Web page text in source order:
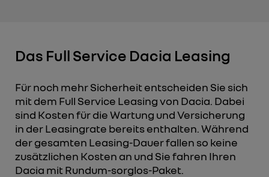
Das Full Service Dacia Leasing
Für noch mehr Sicherheit entscheiden Sie sich
mit dem Full Service Leasing von Dacia. Dabei
sind Kosten für die Wartung und Versicherung
in der Leasingrate bereits enthalten. Während
der gesamten Leasing-Dauer fallen so keine
zusätzlichen Kosten an und Sie fahren Ihren
Dacia mit Rundum-sorglos-Paket.